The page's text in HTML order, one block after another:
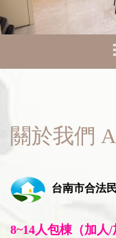
關於我們
台南市合法
8~14人包棟（加人/